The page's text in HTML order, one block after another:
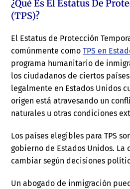
¿Qué Es El Estatus De
(TPS)?
El Estatus de Protección
comúnmente comoTPS en
programa humanitario de
los ciudadanos de ciertos
legalmente en Estados Unidos
origen está atravesando un
naturales u otras condiciones
Los países elegibles para TPS
gobierno de Estados Unidos. La
cambiar según decisiones
Un abogado de inmigración